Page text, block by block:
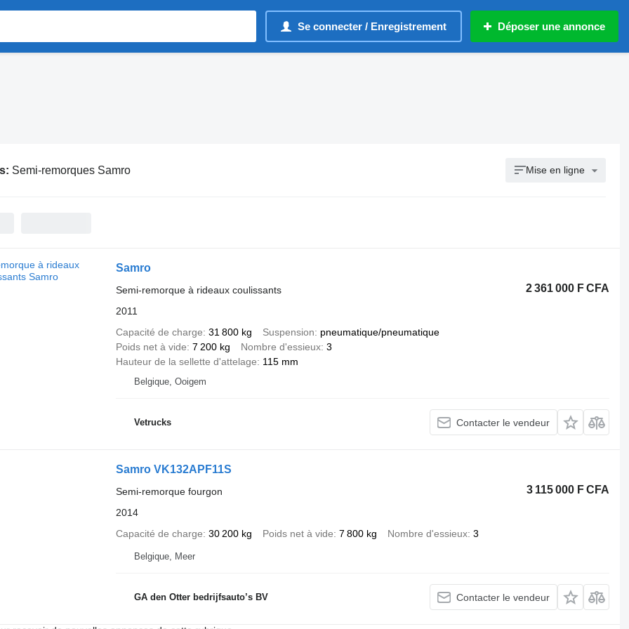
Se connecter / Enregistrement Déposer une annonce
Semi-remorques Samro Mise en ligne
Samro
2 361 000 F CFA
Semi-remorque à rideaux coulissants
2011
Capacité de charge 31 800 kg Suspension
pneumatique/pneumatique
Poids net à vide 7 200 kg Nombre d'essieux 3
Hauteur de la sellette d'attelage
115 mm
Belgique, Ooigem
Vetrucks Contacter le vendeur
Samro VK132APF11S
3 115 000 F CFA
Semi-remorque fourgon
2014
Capacité de charge 30 200 kg Poids net à vide 7 800 kg Nombre d'essieux 3
Belgique, Meer
GA den Otter bedrijfsauto’s BV Contacter le vendeur